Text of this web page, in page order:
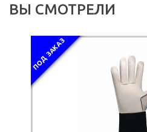
ВЫ СМОТРЕЛИ
ПОД ЗАКАЗ